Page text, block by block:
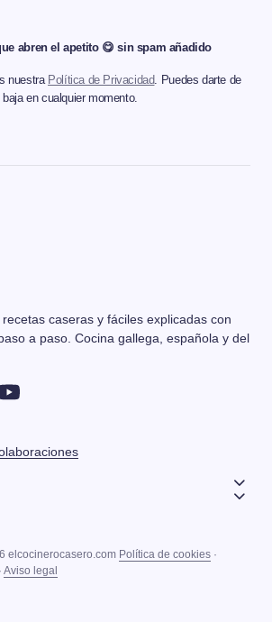
abren el apetito 😋 sin spam añadido
nuestra Política de Privacidad. Puedes darte de
baja en cualquier momento.
caseras y fáciles explicadas con
a paso. Cocina gallega, española y del
elcocinerocasero.com Política de cookies ·
· Aviso legal